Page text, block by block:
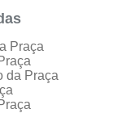
Praça
da Praça